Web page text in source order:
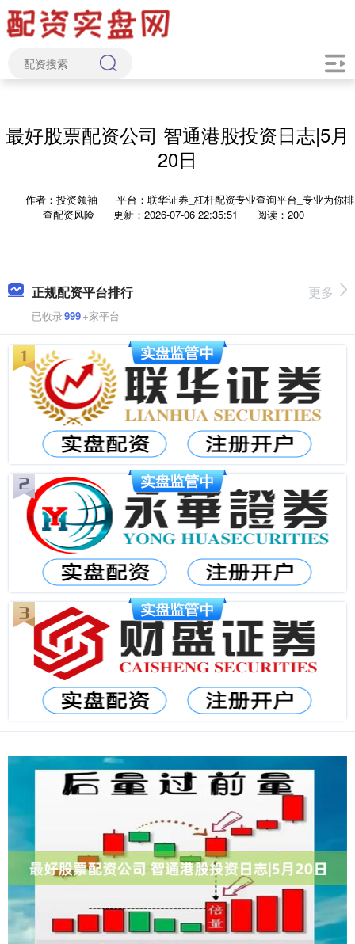
最好股票配资公司 智通港股投资日志|5月
20日
作者：投资领袖
平台：联华证券_杠杆配资专业查询平台_专业为你排
查配资风险
更新：2026-07-06 22:35:51 阅读：200
正规配资平台排行
已收录999+家平台
更多